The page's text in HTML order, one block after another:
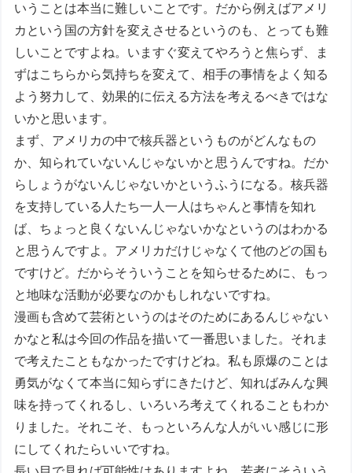
いうことは本当に難しいことです。だから例えばアメリ
カという国の方針を変えさせるというのも、とっても難
しいことですよね。いますぐ変えてやろうと焦らず、ま
ずはこちらから気持ちを変えて、相手の事情をよく知る
よう努力して、効果的に伝える方法を考えるべきではな
いかと思います。
まず、アメリカの中で核兵器というものがどんなもの
か、知られていないんじゃないかと思うんですね。だか
らしょうがないんじゃないかというふうになる。核兵器
を支持している人たち一人一人はちゃんと事情を知れ
ば、ちょっと良くないんじゃないかなというのはわかる
と思うんですよ。アメリカだけじゃなくて他のどの国も
ですけど。だからそういうことを知らせるために、もっ
と地味な活動が必要なのかもしれないですね。
漫画も含めて芸術というのはそのためにあるんじゃない
かなと私は今回の作品を描いて一番思いました。それま
で考えたこともなかったですけどね。私も原爆のことは
勇気がなくて本当に知らずにきたけど、知ればみんな興
味を持ってくれるし、いろいろ考えてくれることもわか
りました。それこそ、もっといろんな人がいい感じに形
にしてくれたらいいですね。